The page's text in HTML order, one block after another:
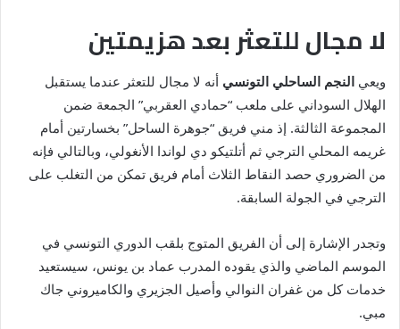
لا مجال للتعثر بعد هزيمتين
ويعي النجم الساحلي التونسي أنه لا مجال للتعثر عندما يستقبل
الهلال السوداني على ملعب “حمادي العقربي” الجمعة ضمن
المجموعة الثالثة. إذ مني فريق “جوهرة الساحل” بخسارتين أمام
غريمه المحلي الترجي ثم أتلتيكو دي لواندا الأنغولي، وبالتالي فإنه
من الضروري حصد النقاط الثلاث أمام فريق تمكن من التغلب على
الترجي في الجولة السابقة.
وتجدر الإشارة إلى أن الفريق المتوج بلقب الدوري التونسي في
الموسم الماضي والذي يقوده المدرب عماد بن يونس، سيستعيد
خدمات كل من غفران النوالي وأصيل الجزيري والكاميروني جاك
مبي.